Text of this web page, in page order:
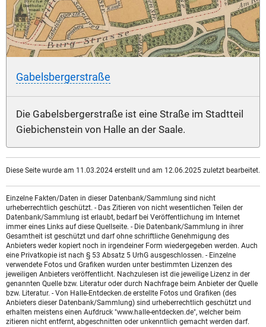
Gabelsbergerstraße
Die Gabelsbergerstraße ist eine Straße im Stadtteil
Giebichenstein von Halle an der Saale.
Diese Seite wurde am 11.03.2024 erstellt und am 12.06.2025 zuletzt bearbeitet.
Einzelne Fakten/Daten in dieser Datenbank/Sammlung sind nicht
urheberrechtlich geschützt. - Das Zitieren von nicht wesentlichen Teilen der
Datenbank/Sammlung ist erlaubt, bedarf bei Veröffentlichung im Internet
immer eines Links auf diese Quellseite. - Die Datenbank/Sammlung in ihrer
Gesamtheit ist geschützt und darf ohne schriftliche Genehmigung des
Anbieters weder kopiert noch in irgendeiner Form wiedergegeben werden. Auch
eine Privatkopie ist nach § 53 Absatz 5 UrhG ausgeschlossen. - Einzelne
verwendete Fotos und Grafiken wurden unter bestimmten Lizenzen des
jeweiligen Anbieters veröffentlicht. Nachzulesen ist die jeweilige Lizenz in der
genannten Quelle bzw. Literatur oder durch Nachfrage beim Anbieter der Quelle
bzw. Literatur. - Von Halle-Entdecken.de erstellte Fotos und Grafiken (des
Anbieters dieser Datenbank/Sammlung) sind urheberrechtlich geschützt und
erhalten meistens einen Aufdruck "www.halle-entdecken.de", welcher beim
zitieren nicht entfernt, abgeschnitten oder unkenntlich gemacht werden darf.